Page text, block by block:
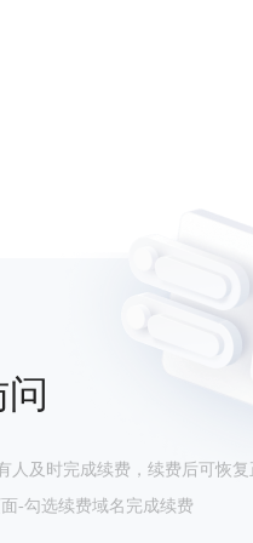
人及时完成续费，续费后可恢复
-勾选续费域名完成续费